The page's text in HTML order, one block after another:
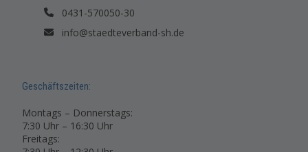
0431-570050-30
info@staedteverband-sh.de
Geschäftszeiten:
Montags – Donnerstags:
7:30 Uhr – 16:30 Uhr
Freitags: